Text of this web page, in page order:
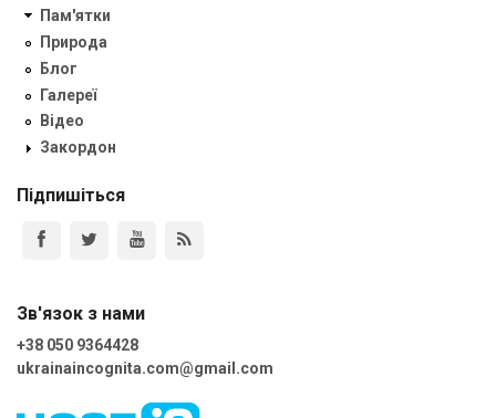
Пам'ятки
Природа
Блог
Галереї
Відео
Закордон
Підпишіться
Зв'язок з нами
+38 050 9364428
ukrainaincognita.com@gmail.com